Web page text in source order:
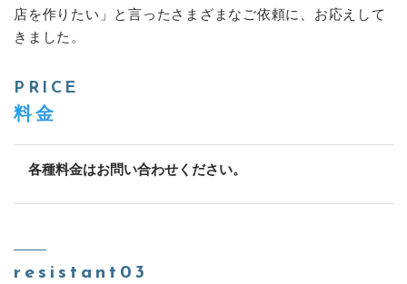
店を作りたい」と言ったさまざまなご依頼に、お応えして
きました。
PRICE
料金
各種料金はお問い合わせください。
resistant03